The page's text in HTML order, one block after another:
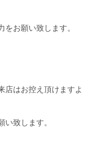
をお願い致します。
店はお控え頂けますよ
致します。